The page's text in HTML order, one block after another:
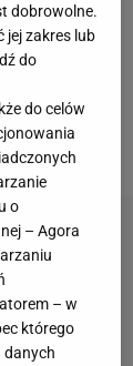
samym
Dariuszu
dobrowolne.
jej zakres lub
do
do celów
o
– Agora
– w
którego
danych